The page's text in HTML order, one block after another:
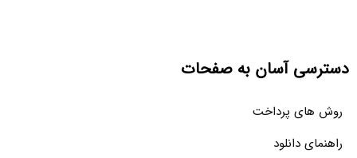
دسترسی آسان به صفحات
روش های پرداخت
راهنمای دانلود